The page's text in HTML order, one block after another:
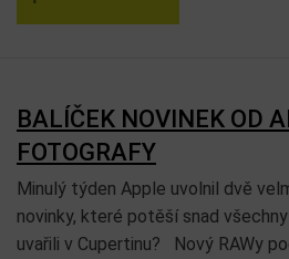
BALÍČEK NOVINEK OD
FOTOGRAFY
Minulý týden Apple uvolnil dvě
novinky, které potěší snad
uvařili v Cupertinu? Nový RAWy